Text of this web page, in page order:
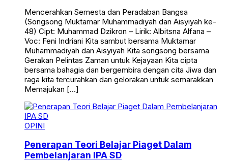
Mencerahkan Semesta dan Peradaban Bangsa
(Songsong Muktamar Muhammadiyah dan Aisyiyah ke-
48) Cipt: Muhammad Dzikron – Lirik: Albitsna Alfana –
Voc: Feni Indriani Kita sambut bersama Muktamar
Muhammadiyah dan Aisyiyah Kita songsong bersama
Gerakan Pelintas Zaman untuk Kejayaan Kita cipta
bersama bahagia dan bergembira dengan cita Jiwa dan
raga kita tercurahkan dan gelorakan untuk semarakkan
Memajukan […]
OPINI
Penerapan Teori Belajar Piaget Dalam
Pembelanjaran IPA SD